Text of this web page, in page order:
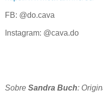
FB: @do.cava
Instagram: @cava.do
Sobre Sandra Buch: